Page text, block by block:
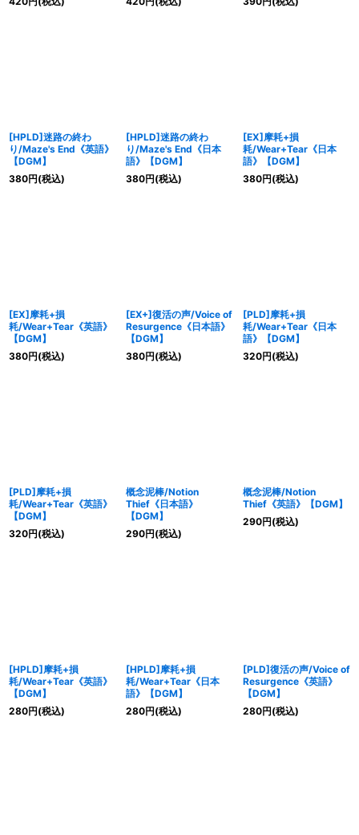
[HPLD]迷路の終わ
り/Maze's End《英語》
【DGM】
380円(税込)
[HPLD]迷路の終わ
り/Maze's End《日本
語》【DGM】
380円(税込)
[EX]摩耗+損
耗/Wear+Tear《日本
語》【DGM】
380円(税込)
[EX]摩耗+損
耗/Wear+Tear《英語》
【DGM】
380円(税込)
[EX+]復活の声/Voice of
Resurgence《日本語》
【DGM】
380円(税込)
[PLD]摩耗+損
耗/Wear+Tear《日本
語》【DGM】
320円(税込)
[PLD]摩耗+損
耗/Wear+Tear《英語》
【DGM】
320円(税込)
概念泥棒/Notion
Thief《日本語》
【DGM】
290円(税込)
概念泥棒/Notion
Thief《英語》【DGM】
290円(税込)
[HPLD]摩耗+損
耗/Wear+Tear《英語》
【DGM】
280円(税込)
[HPLD]摩耗+損
耗/Wear+Tear《日本
語》【DGM】
280円(税込)
[PLD]復活の声/Voice of
Resurgence《英語》
【DGM】
280円(税込)